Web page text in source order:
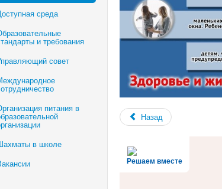
среда
и требования
совет
питания в
в школе
Назад
Решаем вместе